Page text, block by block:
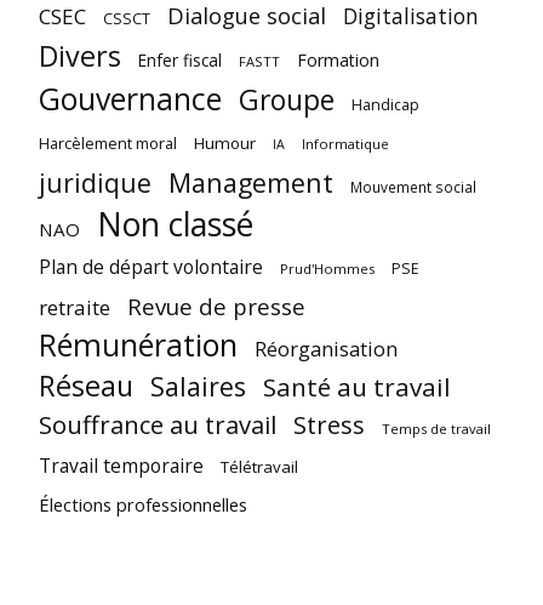
CSEC CSSCT Dialogue social Digitalisation
Divers Enfer fiscal FASTT Formation
Gouvernance Groupe Handicap
Harcèlement moral Humour IA Informatique
juridique Management Mouvement social
NAO Non classé
Plan de départ volontaire Prud'Hommes PSE
retraite Revue de presse
Rémunération Réorganisation
Réseau Salaires Santé au travail
Souffrance au travail Stress Temps de travail
Travail temporaire Télétravail
Élections professionnelles